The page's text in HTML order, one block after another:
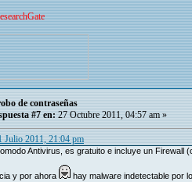
de contraseñas
#7 en: 27 Octubre 2011, 04:57 am »
Julio 2011, 21:04 pm
Antivirus, es gratuito e incluye un
y por ahora
hay malware indetectable por